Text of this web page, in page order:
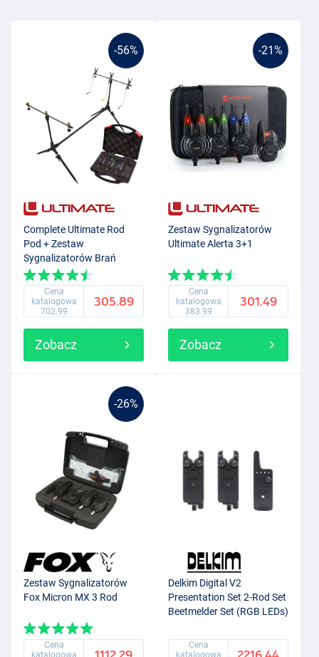
-56%
Complete Ultimate Rod
Pod + Zestaw
Sygnalizatorów Brań
Cena
katalogowa
702.99
305.89
Zobacz
-21%
Zestaw Sygnalizatorów
Ultimate Alerta 3+1
Cena
katalogowa
383.99
301.49
Zobacz
-26%
Zestaw Sygnalizatorów
Fox Micron MX 3 Rod
Cena
katalogowa
Delkim Digital V2
Presentation Set 2-Rod Set
Beetmelder Set (RGB LEDs)
Cena
katalogowa